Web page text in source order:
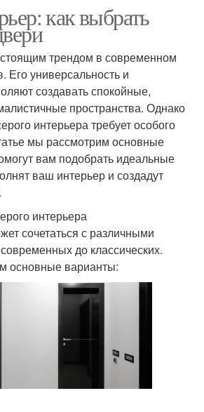
как выбрать
трендом в современном
Его универсальность и
создавать спокойные,
пространства. Однако
интерьера требует особого
мы рассмотрим основные
вам подобрать идеальные
ваш интерьер и создадут
интерьера
сочетаться с различными
до классических.
основные варианты: